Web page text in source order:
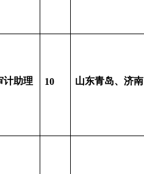
计助理 10 山东青岛、济南